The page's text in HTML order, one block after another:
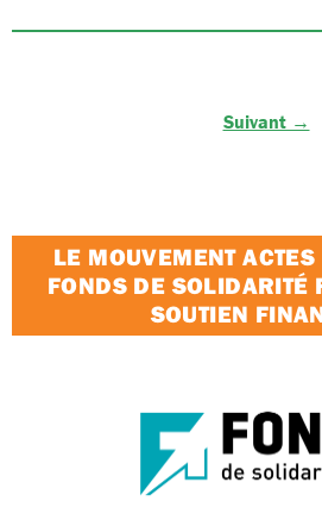
Suivant →
LE MOUVEMENT
FONDS DE SOLIDARITÉ
SOUTIEN